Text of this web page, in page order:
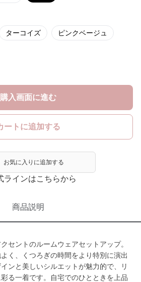
ターコイズ ピンクベージュ
購入画面に進む
ートに追加する
お気に入りに追加する
商品説明
セントのルームウェアセットアップ。
く、くつろぎの時間をより特別に演出
ンと美しいシルエットが魅力的で、リ
る一着です。自宅でのひとときを上品